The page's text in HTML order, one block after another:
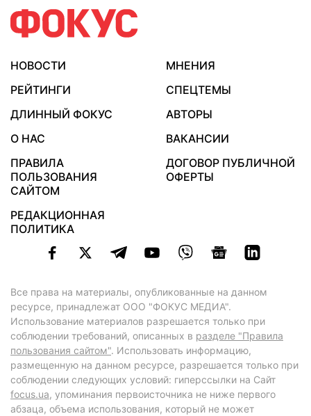
НОВОСТИ
МНЕНИЯ
РЕЙТИНГИ
СПЕЦТЕМЫ
ДЛИННЫЙ ФОКУС
АВТОРЫ
О НАС
ВАКАНСИИ
ПРАВИЛА
ПОЛЬЗОВАНИЯ
САЙТОМ
ДОГОВОР ПУБЛИЧНОЙ
ОФЕРТЫ
РЕДАКЦИОННАЯ
ПОЛИТИКА
Все права на материалы, опубликованные на данном
ресурсе, принадлежат ООО "ФОКУС МЕДИА".
Использование материалов разрешается только при
соблюдении требований, описанных в разделе "Правила
пользования сайтом". Использовать информацию,
размещенную на данном ресурсе, разрешается только при
соблюдении следующих условий: гиперссылки на Сайт
focus.ua, упоминания первоисточника не ниже первого
абзаца, объема использования, который не может